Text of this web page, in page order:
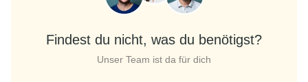
Findest du nicht, was du benötigst?
Unser Team ist da für dich